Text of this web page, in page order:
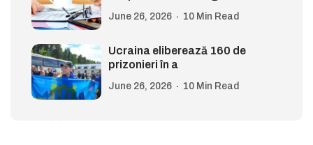
June 26, 2026 10 Min Read
Ucraina eliberează 160 de
prizonieri în a
June 26, 2026 10 Min Read